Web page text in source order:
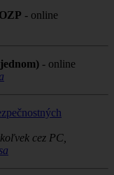
- online
- online
cez PC,